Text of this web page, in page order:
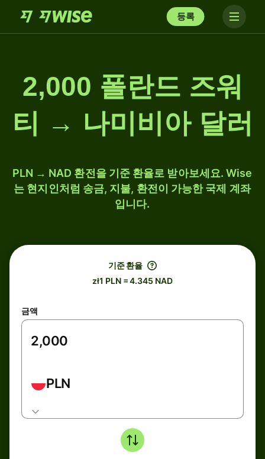
등록
2,000 폴란드 즈워
티 → 나미비아 달러
PLN → NAD 환전을 기준 환율로 받아보세요. Wise
는 현지인처럼 송금, 지불, 환전이 가능한 국제 계좌
입니다.
기준 환율
zł1 PLN = 4.345 NAD
금액
PLN